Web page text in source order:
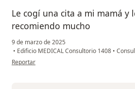
Le cogí una cita a mi mamá y
recomiendo mucho
9 de marzo de 2025
• Edificio MEDICAL Consultorio 1408 •
en opinión del usuario JLGB
Reportar